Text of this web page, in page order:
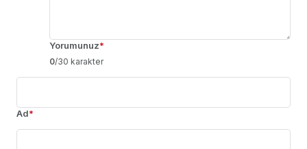
Yorumunuz*
0/30 karakter
Ad*